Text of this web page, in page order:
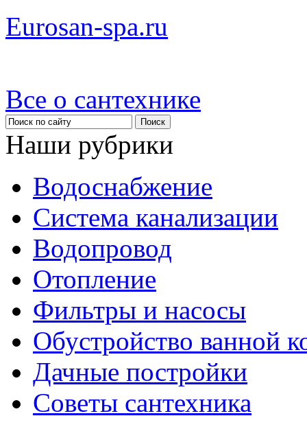
Eurosan-spa.ru
Все о сантехнике
Наши рубрики
Водоснабжение
Система канализации
Водопровод
Отопление
Фильтры и насосы
Обустройство ванной
Дачные постройки
Советы сантехника